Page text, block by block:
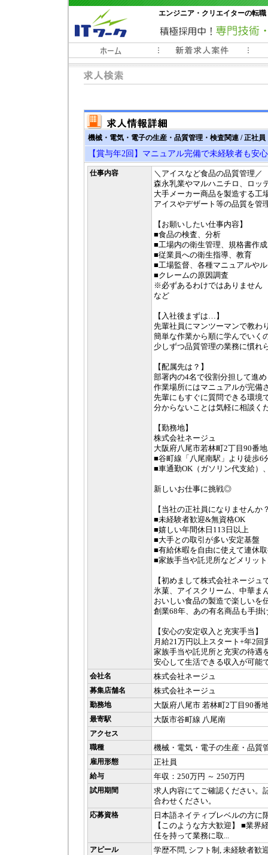
エンジニア・クリエイターの転
常時3000件以上の求人情報掲載中
機械・電気・電子の生産・品質管理・検査関連 / 正社員
【賞与年2回】マニュアル完備で未経験者も安
仕事内容
＼アイスなど食品の品質管理／
森永乳業やマルハニチロ、ロッ
大手メーカー商品を製造する工
アイスやデザート等の品質を管
【お願いしたい仕事内容】
■食品の検査、分析
■工場内の衛生管理、規格書作成
■従業員への衛生指導、教育
■工場監督、各種マニュアルや
■クレームの原因調査
※必ずあるわけではありません
など
【入社後まずは…】
先輩社員にマンツーマンで教わ
簡単な作業から順に学んでいく
少しずつ品質管理の業務に慣れ
【配属先は？】
部署内の4名で役割分担して進
作業場所にはマニュアルが完備
先輩にもすぐに質問できる環境
分からないことは気軽に相談く
【勤務地】
株式会社ネージュ
大阪府八尾市若林町2丁目90番地
■谷町線「八尾南駅」より徒歩6
■車通勤OK（ガソリン代支給）
新しいお仕事に挑戦◎
【当社の正社員になりませんか
■未経験者歓迎&無資格OK
■嬉しい年間休日113日以上
■大手との取引が多い安定基盤
■有給休暇を自由に使えて連休
■家族手当や託児所などメリッ
【初めまして株式会社ネージュ
氷菓、アイスクリーム、中華ま
おいしい食品の製造で楽しいを
創業68年、あの有名商品も手掛
【安心の安定収入と充実手当】
月給21万円以上スタート+年2回
家族手当や託児所と充実の待遇
安心して生活できる収入が可能
会社名 株式会社ネージュ
募集店舗名 株式会社ネージュ
勤務地 大阪府八尾市 若林町2丁目90番
最寄駅 大阪市谷町線 八尾南
アクセス
職種
機械・電気・電子の生産・品質
雇用形態 正社員
給与 年収：250万円 ～ 250万円
試用期間
求人内容にてご確認ください。
合わせください。
応募資格
日本語ネイティブレベルの方に
【このような方大歓迎】 ■業界
任を持って業務に取...
アピール
学歴不問, シフト制, 未経験者歓